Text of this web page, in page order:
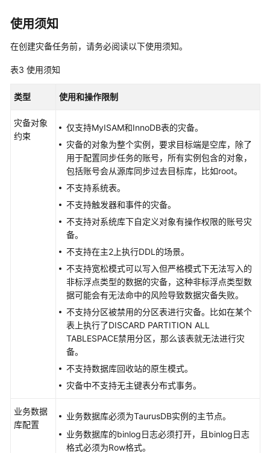
标
管
断
日
使用须知
在创建灾备任务前，请务必阅读以下使用须知。
表3 使用须知
类型 使用和操作限制
灾备对象
约束
仅支持MyISAM和InnoDB表的灾备。
灾备的对象为整个实例，要求目标端是空库，除了
用于配置同步任务的账号，所有实例包含的对象，
包括账号会从源库同步过去目标库，比如root。
不支持系统表。
不支持触发器和事件的灾备。
不支持对系统库下自定义对象有操作权限的账号灾
备。
不支持在主2上执行DDL的场景。
不支持宽松模式可以写入但严格模式下无法写入的
非标浮点类型的数据的灾备，这种非标浮点类型数
据可能会有无法命中的风险导致数据灾备失败。
不支持分区被禁用的分区表进行灾备。比如在某个
表上执行了DISCARD PARTITION ALL
TABLESPACE禁用分区，那么该表就无法进行灾
备。
不支持数据库回收站的原生模式。
灾备中不支持无主键表分布式事务。
业务数据
库配置
业务数据库必须为TaurusDB实例的主节点。
业务数据库的binlog日志必须打开，且binlog日志
格式必须为Row格式。